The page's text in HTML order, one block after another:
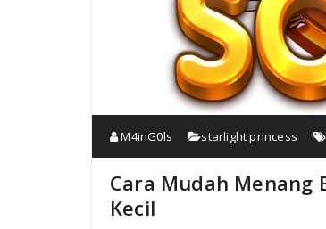
M4inG0ls starlight princess
Cara Mudah Menang
Kecil